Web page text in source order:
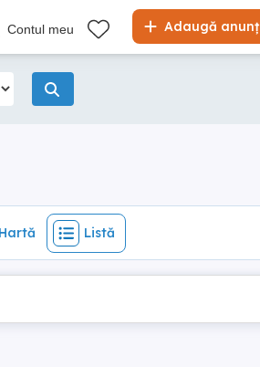
Adaugă anunț
Contul meu Listă
Hartă Listă